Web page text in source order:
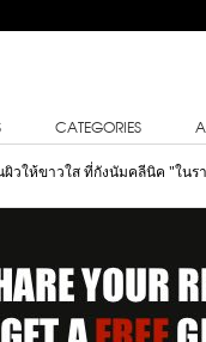
CATEGORIES
ผิวให้ขาวใส ที่กังนัมคลีนิค "ในร